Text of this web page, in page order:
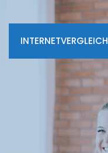
INTERNETVERGLEICH